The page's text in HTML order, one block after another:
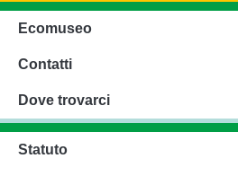
Ecomuseo
Contatti
Dove trovarci
Statuto